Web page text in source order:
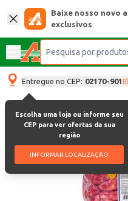
Baixe nosso novo
exclusivos
Entregue no CEP: 02170-901
Escolha uma loja ou informe seu
CEP para ver ofertas da sua
região
INFORMAR LOCALIZAÇÃO